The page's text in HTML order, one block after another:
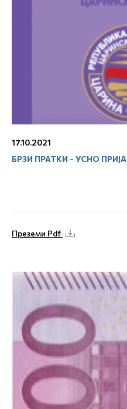
17.10.2021
БРЗИ ПРАТКИ - УСНО
Преземи Pdf